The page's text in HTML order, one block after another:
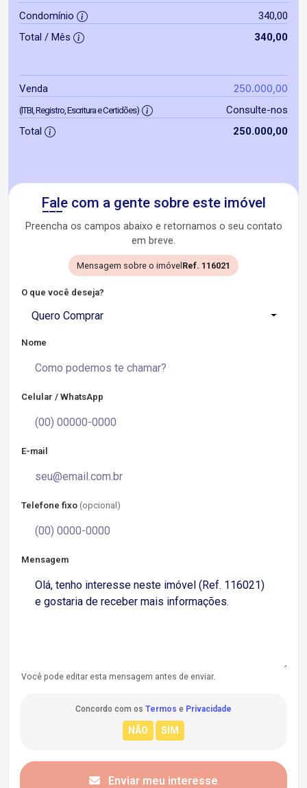
Condomínio
340,00
Total / Mês
340,00
Venda 250.000,00
(ITBI, Registro, Escritura e Certidões)
Consulte-nos
Total
250.000,00
Fale com a gente sobre este imóvel
Preencha os campos abaixo e retornamos o seu contato
em breve.
Mensagem sobre o imóvelRef. 116021
O que você deseja?
Quero Comprar
Nome
Celular / WhatsApp
E-mail
Telefone fixo (opcional)
Mensagem
Você pode editar esta mensagem antes de enviar.
Concordo com os Termos e Privacidade
Enviar meu interesse